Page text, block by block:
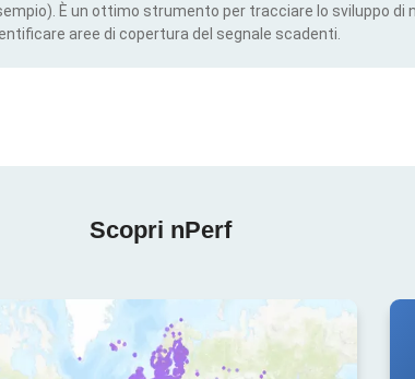
È un ottimo strumento per tracciare lo sviluppo di
aree di copertura del segnale scadenti.
Scopri nPerf